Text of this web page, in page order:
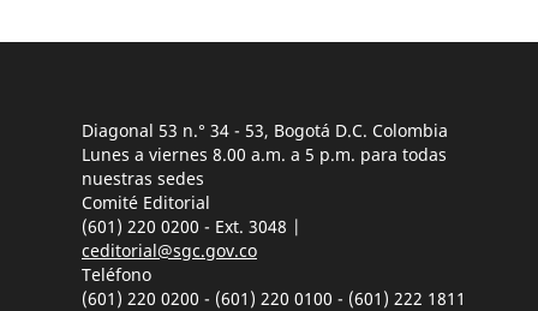
Diagonal 53 n.° 34 - 53, Bogotá D.C. Colombia
Lunes a viernes 8.00 a.m. a 5 p.m. para todas
nuestras sedes
Comité Editorial
(601) 220 0200 - Ext. 3048 |
ceditorial@sgc.gov.co
Teléfono
(601) 220 0200 - (601) 220 0100 - (601) 222 1811